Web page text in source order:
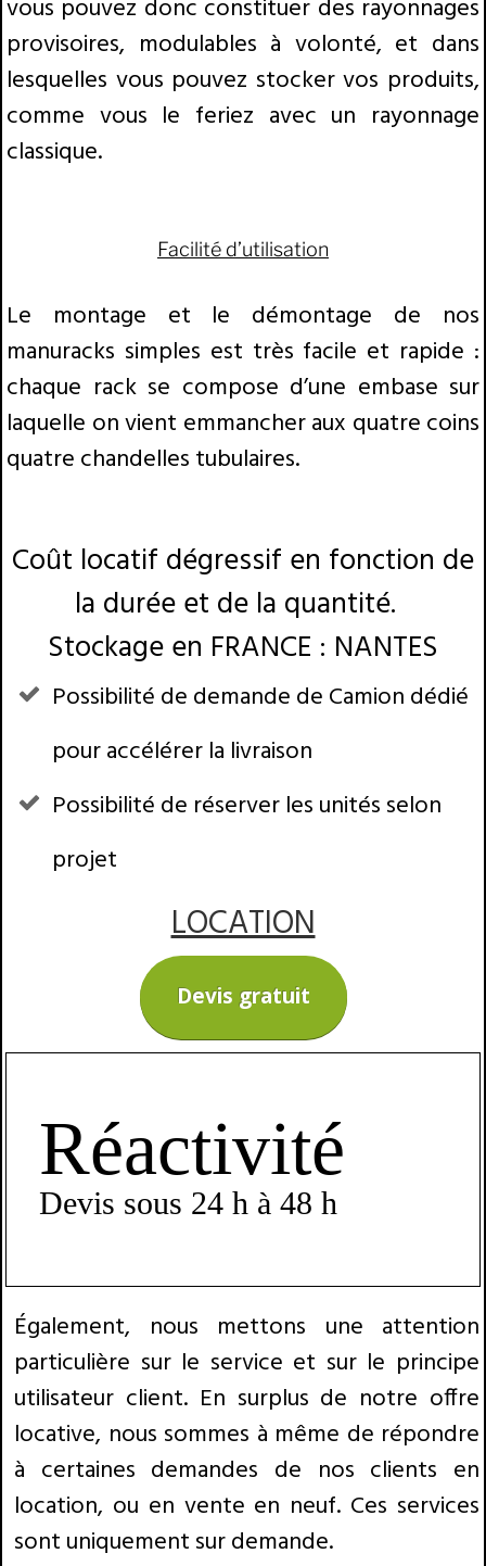
vous pouvez donc constituer des rayonnages
provisoires, modulables à volonté, et dans
lesquelles vous pouvez stocker vos produits,
comme vous le feriez avec un rayonnage
classique.
Facilité d’utilisation
Le montage et le démontage de nos
manuracks simples est très facile et rapide :
chaque rack se compose d’une embase sur
laquelle on vient emmancher aux quatre coins
quatre chandelles tubulaires.
Coût locatif dégressif en fonction de
la durée et de la quantité.
Stockage en FRANCE : NANTES
Possibilité de demande de Camion dédié
pour accélérer la livraison
Possibilité de réserver les unités selon
projet
LOCATION
Devis gratuit
Réactivité
Devis sous 24 h à 48 h
Également, nous mettons une attention
particulière sur le service et sur le principe
utilisateur client. En surplus de notre offre
locative, nous sommes à même de répondre
à certaines demandes de nos clients en
location, ou en vente en neuf. Ces services
sont uniquement sur demande.